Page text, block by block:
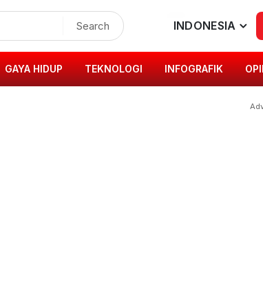
Search INDONESIA
GAYA HIDUP TEKNOLOGI INFOGRAFIK